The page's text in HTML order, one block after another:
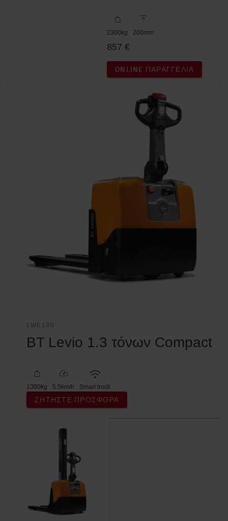
2300kg 200mm
857 €
ONLINE ΠΑΡΑΓΓΕΛΊΑ
LWE130
BT Levio 1.3 τόνων Compact
1300kg 5.5km/h Smart truck
ΖΗΤΉΣΤΕ ΠΡΟΣΦΟΡΆ